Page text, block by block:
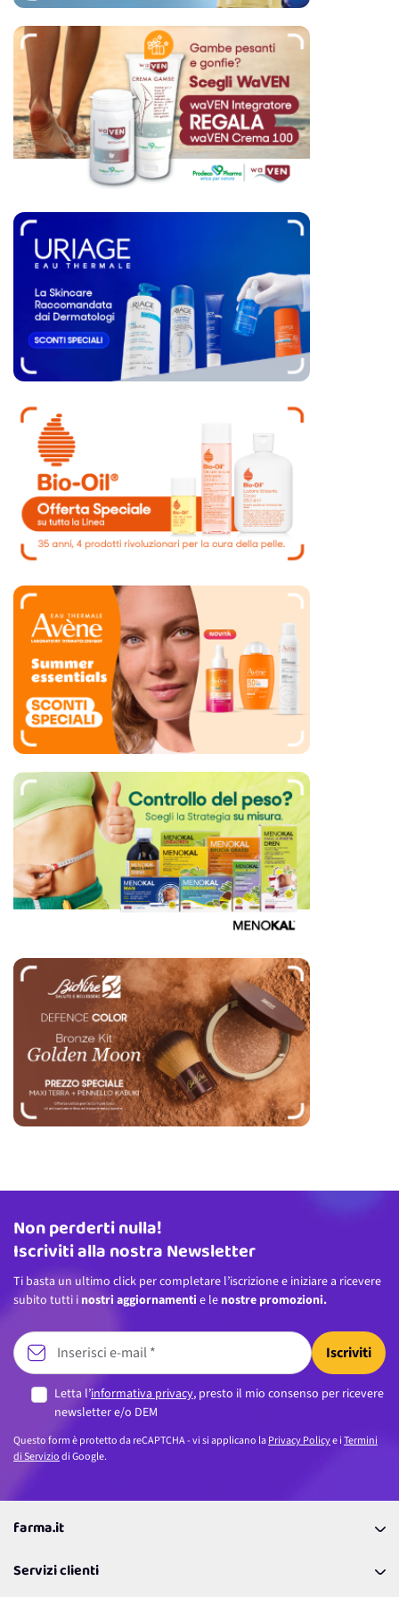
Indirizzo email
Non perderti nulla!
Iscriviti alla nostra Newsletter
Ti basta un ultimo click per completare l’iscrizione e iniziare a ricevere
subito tutti i nostri aggiornamenti e le nostre promozioni.
Iscriviti
Letta l’informativa privacy, presto il mio consenso per ricevere
newsletter e/o DEM
Questo form è protetto da reCAPTCHA - vi si applicano laPrivacy Policye iTermini
di Serviziodi Google.
farma.it
Coupon
Servizi clienti